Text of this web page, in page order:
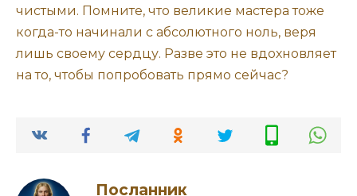
чистыми. Помните, что великие мастера тоже
когда-то начинали с абсолютного ноль, веря
лишь своему сердцу. Разве это не вдохновляет
на то, чтобы попробовать прямо сейчас?
Посланник